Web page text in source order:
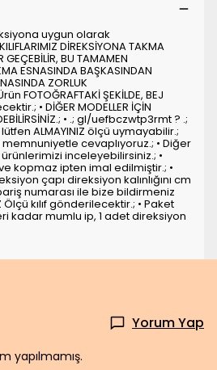
uygun olarak
DİREKSİYONA TAKMA
BU TAMAMEN
ESNASINDA BAŞKASINDAN
ZORLUK
FOTOĞRAFTAKİ ŞEKİLDE, BEJ
• DİĞER MODELLER İÇİN
• .; gl/uefbczwtp3rmt ? .;
ALMAYINIZ ölçü uymayabilir.;
memnuniyetle cevaplıyoruz.; • Diğer
inceleyebilirsiniz.; •
kopmaz ipten imal edilmiştir.; •
çapı direksiyon kalınlığını cm
numarası ile bize bildirmeniz
Ölçü kılıf gönderilecektir.; • Paket
kadar mumlu ip, 1 adet direksiyon
Yorum Yap
yapılmamış.